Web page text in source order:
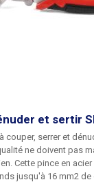
et sertir
couper, serrer et
ne doivent pas
Cette pince en
jusqu'à 16 mm2